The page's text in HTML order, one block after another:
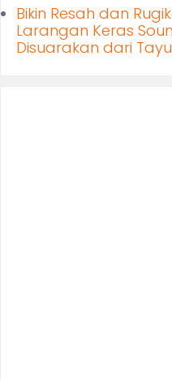
Bikin Resah dan
Larangan Keras
Disuarakan dari